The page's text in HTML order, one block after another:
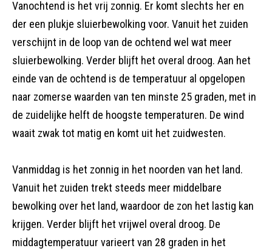
Vanochtend is het vrij zonnig. Er komt slechts her en
der een plukje sluierbewolking voor. Vanuit het zuiden
verschijnt in de loop van de ochtend wel wat meer
sluierbewolking. Verder blijft het overal droog. Aan het
einde van de ochtend is de temperatuur al opgelopen
naar zomerse waarden van ten minste 25 graden, met in
de zuidelijke helft de hoogste temperaturen. De wind
waait zwak tot matig en komt uit het zuidwesten.
Vanmiddag is het zonnig in het noorden van het land.
Vanuit het zuiden trekt steeds meer middelbare
bewolking over het land, waardoor de zon het lastig kan
krijgen. Verder blijft het vrijwel overal droog. De
middagtemperatuur varieert van 28 graden in het